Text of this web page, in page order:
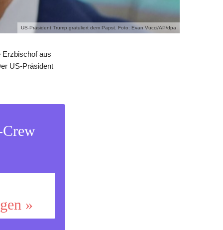
US-Präsident Trump gratuliert dem Papst. Foto: Evan Vucci/AP/dpa
Erzbischof aus
US-Präsident
»